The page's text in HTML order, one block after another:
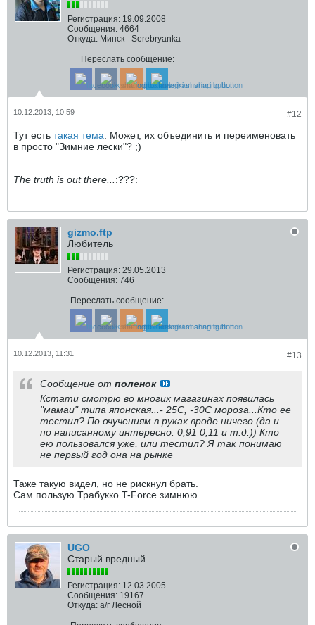
Регистрация: 19.09.2008
Сообщения: 4664
Откуда: Минск - Serebryanka
Переслать сообщение:
#12
10.12.2013, 10:59
Тут есть такая тема . Может, их объединить и переименовать
в просто "Зимние лески"? ;)
The truth is out there... :???:
gizmo.ftp
Любитель
Регистрация: 29.05.2013
Сообщения: 746
Переслать сообщение:
#13
10.12.2013, 11:31
Сообщение от поленок
Кстати смотрю во многих магазинах появилась
"мамаи" типа японская...- 25С, -30С мороза...Кто ее
тестил? По очучениям в руках вроде ничего (да и
по написанному интересно: 0,91 0,11 и т.д.)) Кто
ею пользовался уже, или тестил? Я так понимаю
не первый год она на рынке
Таже такую видел, но не рискнул брать.
Сам пользую Трабукко T-Force зимнюю
UGO
Старый вредный
Регистрация: 12.03.2005
Сообщения: 19167
Откуда: а/г Лесной